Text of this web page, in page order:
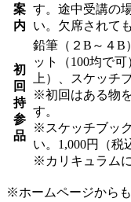
案
内
す。途中受講の
い。欠席されて
初
回
持
参
品
鉛筆（２B～４B
ット（100均で
上）、スケッチ
※初回はある物
す。
※スケッチブッ
い。1,000円（税
※カリキュラム
※ホームページから